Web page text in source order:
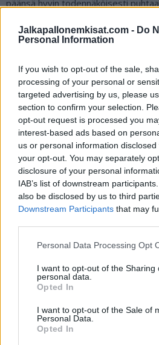
Jalkapallonemkisat.com - Do
Personal Information
If you wish to opt-out of the sale,
processing of your personal or
targeted advertising by us, please
section to confirm your selection.
opt-out request is processed you
interest-based ads based on
us or personal information
your opt-out. You may separately
disclosure of your personal
IAB’s list of downstream
also be disclosed by us to third
Downstream Participants that may
Personal Data Processing Opt
I want to opt-out of the Sharing
personal data.
Opted In
I want to opt-out of the Sale of
Personal Data.
Opted In
päänsä hyvin todennäköisesti
maalin voitto, josta esimerkiksi
1.75.
Edellinen artikkeli
Tällaista maalia ei ole aikoihin
Caastels syötti komeasti Kevin
De Bruynen maalin
LIITTYVÄT ARTIKKELIT LISÄÄ